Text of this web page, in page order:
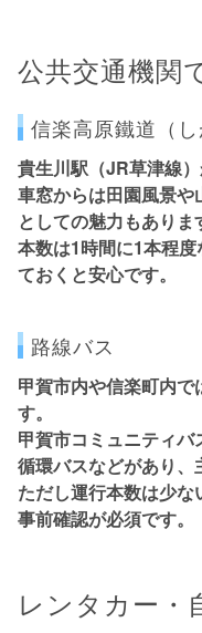
公共交通機関
信楽高原鐵道（し
貴生川駅（JR草津線
車窓からは田園風景
としての魅力もありま
本数は1時間に1本程
ておくと安心です。
路線バス
甲賀市内や信楽町内
す。
甲賀市コミュニティバ
循環バスなどがあり、
ただし運行本数は少
事前確認が必須です。
レンタカー・